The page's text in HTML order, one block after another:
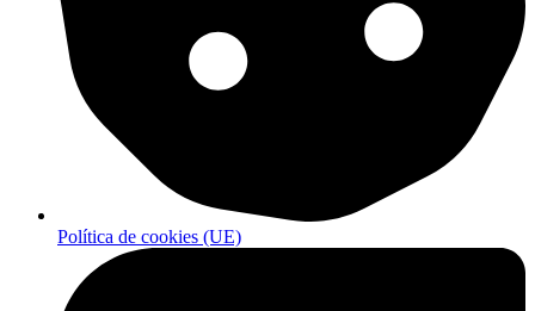
Política de cookies (UE)